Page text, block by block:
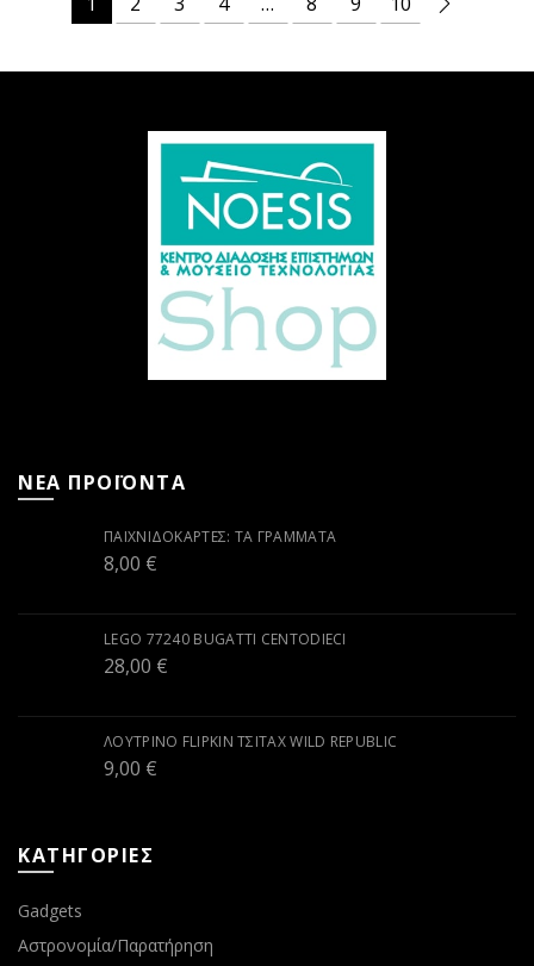
ΝΕΑ ΠΡΟΪΟΝΤΑ
ΠΑΙΧΝΙΔΟΚΆΡΤΕΣ: ΤΑ ΓΡΆΜΜΑΤΑ
8,00 €
LEGO 77240 BUGATTI CENTODIECI
28,00 €
ΛΟΎΤΡΙΝΟ FLIPKIN ΤΣΙΤΆΧ WILD REPUBLIC
9,00 €
ΚΑΤΗΓΟΡΙΕΣ
Gadgets
Αστρονομία/Παρατήρηση